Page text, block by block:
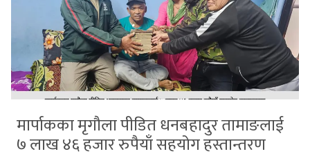
मार्पाकका मृगौला पीडित धनबहादुर तामाङलाई
७ लाख ४६ हजार रुपैयाँ सहयोग हस्तान्तरण